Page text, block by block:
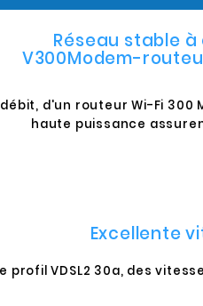
Réseau stable
V300Modem-
d'un routeur Wi-Fi
haute puissance
Excellente
profil VDSL2 30a, des